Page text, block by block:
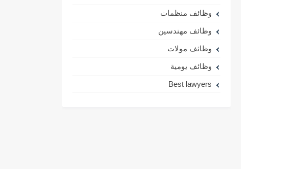
وظائف منظمات
وظائف مهندسين
وظائف مولات
وظائف يومية
Best lawyers